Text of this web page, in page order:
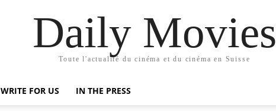
Daily Movies
Toute l'actualité du cinéma et du cinéma en Suisse
WRITE FOR US IN THE PRESS